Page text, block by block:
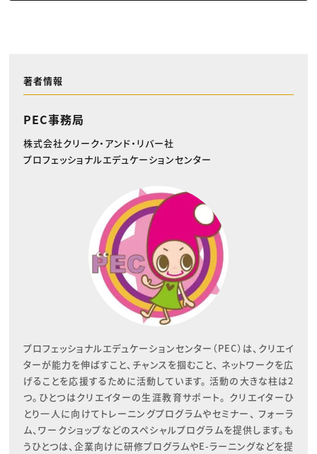
著者情報
PEC事務局
株式会社クリーク・アンド・リバー社
プロフェッショナルエデュケーションセンター
プロフェッショナルエデュケーションセンター（PEC）は、クリエイ
ターが能力を伸ばすこと、チャンスを掴むこと、 ネットワークを広
げることを応援するために活動しています。 活動の大きな柱は2
つ。ひとつはクリエイターの生涯教育サポート。 クリエイターひ
とり一人に向けてトレーニングプログラムやセミナー、 フォーラ
ム、ワークショップなどのスペシャルプログラムを提供します。も
うひとつは、企業向けに研修プログラムやE-ラーニングなどを提